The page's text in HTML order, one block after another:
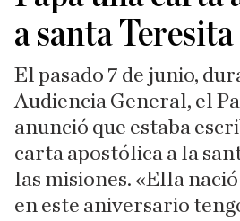
a santa
El pasado 7 de junio,
Audiencia General, el
anunció que estaba
carta apostólica a la
las misiones. «Ella nació
en este aniversario